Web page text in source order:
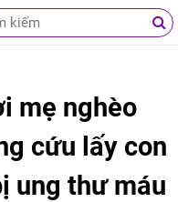
mẹ nghèo
cứu lấy con
ung thư máu